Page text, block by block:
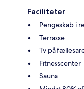
Faciliteter
Pengeskab i
Terrasse
Tv på
Fitnesscenter
Sauna